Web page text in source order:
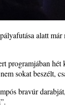
alatt
programjában hét
sokat beszélt,
bravúr